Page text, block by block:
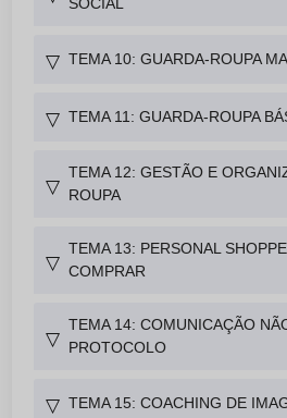
▽ TEMA 10: GUARDA-ROUPA
▽ TEMA 11: GUARDA-ROUPA
▽
TEMA 12: GESTÃO E
ROUPA
▽
TEMA 13: PERSONAL
COMPRAR
▽
TEMA 14: COMUNICAÇÃO
PROTOCOLO
▽ TEMA 15: COACHING DE